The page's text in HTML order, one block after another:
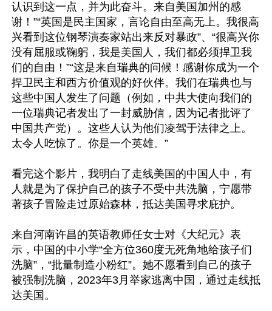
认识到这一点，并为此奋斗。来自美国加州的感
谢！”“英国是民主国家，言论自由至高无上。我很高
兴看到这位钢琴演奏家站出来反对暴政”、“很高兴你
没有屈服或鞠躬，我是美国人，我们都必须捍卫我
们的自由！”“这是来自瑞典的问候！感谢你成为一个
捍卫民主和西方价值观的好伙伴。我们在瑞典也与
这些中国人发生了问题（例如，中共大使向我们的
一位瑞典记者发出了一封威胁信，因为记者批评了
中国共产党）。这些人认为他们凌驾于法律之上。
太令人吃惊了。你是一个英雄。”
看完这个影片，我明白了走线美国的中国人中，有
人就是为了保护自己的孩子不受中共洗脑，宁愿带
著孩子冒险走过原始森林，抵达美国寻求庇护。
来自河南许昌的英语教师任女士对《大纪元》表
示，中国的中小学“全方位360度无死角地给孩子们
洗脑”，“批量制造小粉红”。她不愿看到自己的孩子
被强制洗脑，2023年3月举家逃离中国，通过走线抵
达美国。